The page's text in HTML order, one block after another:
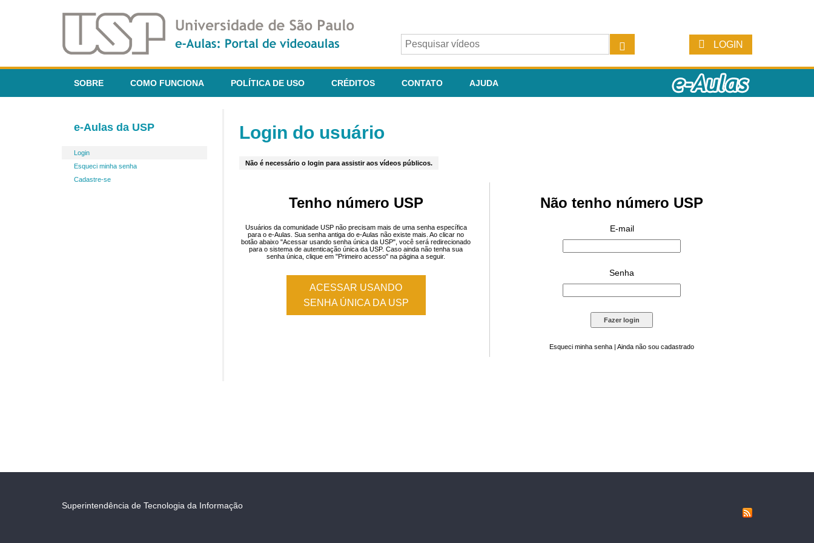
LOGIN
SOBRE COMO FUNCIONA POLÍTICA DE USO CRÉDITOS CONTATO AJUDA
e-Aulas da USP
Login
Esqueci minha senha
Cadastre-se
Login do usuário
Não é necessário o login para assistir aos vídeos públicos.
Tenho número USP
Usuários da comunidade USP não precisam mais de uma senha específica
para o e-Aulas. Sua senha antiga do e-Aulas não existe mais. Ao clicar no
botão abaixo "Acessar usando senha única da USP", você será redirecionado
para o sistema de autenticação única da USP. Caso ainda não tenha sua
senha única, clique em "Primeiro acesso" na página a seguir.
ACESSAR USANDO
SENHA ÚNICA DA USP
Não tenho número USP
E-mail
Senha
Esqueci minha senha | Ainda não sou cadastrado
Superintendência de Tecnologia da Informação